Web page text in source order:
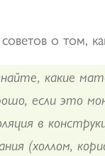
о том,
какие
если это
в
(холлом,